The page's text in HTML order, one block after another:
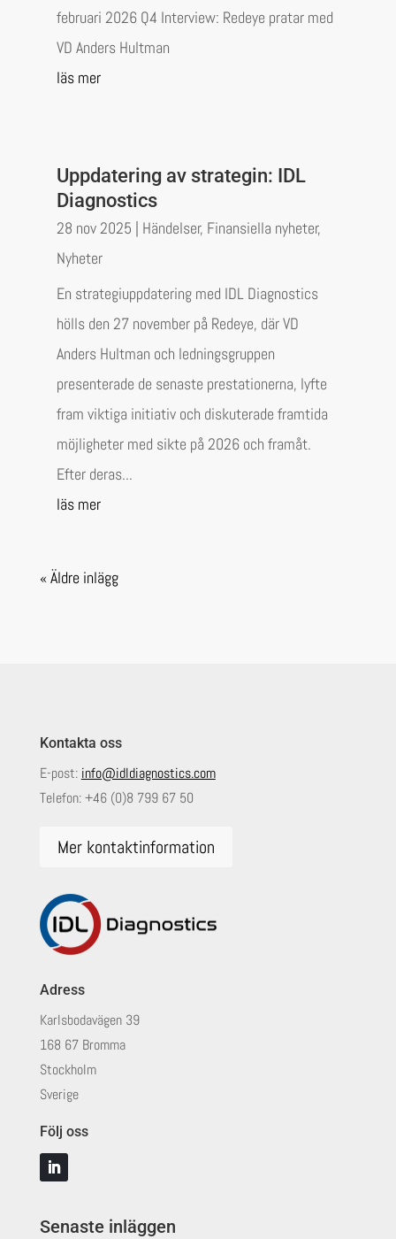
februari 2026 Q4 Interview: Redeye pratar med
VD Anders Hultman
läs mer
Uppdatering av strategin: IDL
Diagnostics
28 nov 2025 | Händelser, Finansiella nyheter,
Nyheter
En strategiuppdatering med IDL Diagnostics
hölls den 27 november på Redeye, där VD
Anders Hultman och ledningsgruppen
presenterade de senaste prestationerna, lyfte
fram viktiga initiativ och diskuterade framtida
möjligheter med sikte på 2026 och framåt.
Efter deras...
läs mer
« Äldre inlägg
Kontakta oss
E-post: info@idldiagnostics.com
Telefon:+46 (0)8 799 67 50
Mer kontaktinformation
Adress
Karlsbodavägen 39
168 67 Bromma
Stockholm
Sverige
Följ oss
Senaste inläggen